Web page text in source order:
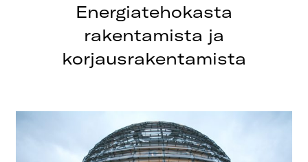
Energiatehokasta
rakentamista ja
korjausrakentamista